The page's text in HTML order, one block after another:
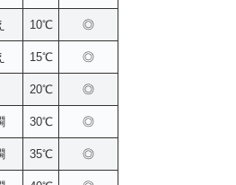
10℃ ◎
15℃ ◎
20℃ ◎
30℃ ◎
35℃ ◎